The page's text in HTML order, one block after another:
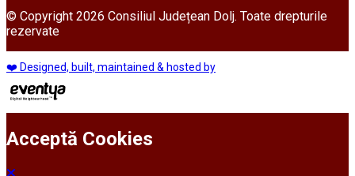
© Copyright 2026 Consiliul Județean Dolj. Toate drepturile
rezervate
❤️ Designed, built, maintained & hosted by
Acceptă Cookies